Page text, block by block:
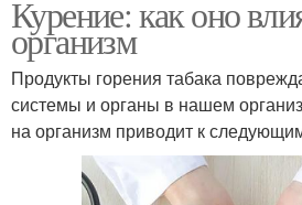
Курение: как оно
организм
Продукты горения табака
системы и органы в нашем
на организм приводит к